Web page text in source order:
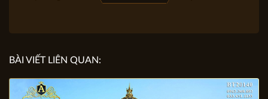
BÀI VIẾT LIÊN QUAN: